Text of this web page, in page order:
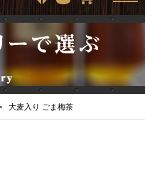
大麦入り ごま梅茶